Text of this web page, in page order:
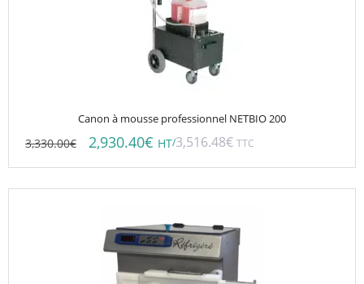
Canon à mousse professionnel NETBIO 200
3,330.00€ 2,930.40€ HT/3,516.48€ TTC